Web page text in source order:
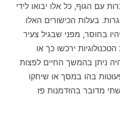
עם הגוף, כל אלו יבואו לידי
בעלות הכישורים האלו
בחוסר, מפני שבגיל צעיר
ירכשו כך או
ניתן בהמשך החיים לפצות
בהו במסך או שיחקו
מדובר בהזדמנות פז